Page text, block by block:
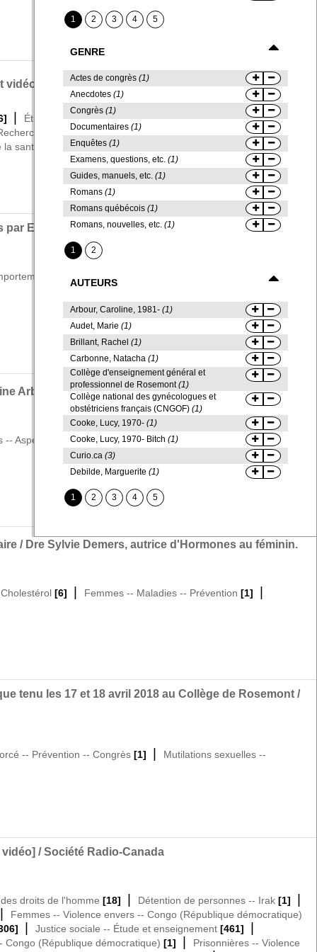
1 2 3 4 5
GENRE
Actes de congrès (1)
Anecdotes (1)
Congrès (1)
Documentaires (1)
Enquêtes (1)
Examens, questions, etc. (1)
Guides, manuels, etc. (1)
Romans (1)
Romans québécois (1)
Romans, nouvelles, etc. (1)
1 2
AUTEURS
Arbour, Caroline, 1981- (1)
Audet, Marie (1)
Brillant, Rachel (1)
Carbonne, Natacha (1)
Collège d'enseignement général et
professionnel de Rosemont (1)
Collège national des gynécologues et
obstétriciens français (CNGOF) (1)
Cooke, Lucy, 1970- (1)
Cooke, Lucy, 1970- Bitch (1)
Curio.ca (3)
Debilde, Marguerite (1)
1 2 3 4 5
vidéo] / Société Radio-Canada
| Études cliniques -- Canada -- Conception [1] |Études sur les
-- Canada [1] |Femmes -- Services de santé --
la santé -- Étude et enseignement
Services de santé
par Esther Ménévis.
social chez les animaux -- Anecdotes Anecdotes
Arbour ; photos et illustrations par Paula Youwakim.
-- Aspect anthropologique [1] |Douleur chronique chez la femme
/ Dre Sylvie Demers, autrice d'Hormones au féminin.
Cholestérol [6] | Femmes -- Maladies -- Prévention [1] |
tenu les 17 et 18 avril 2018 au Collège de Rosemont /
-- Prévention -- Congrès [1] | Mutilations sexuelles --
/ Société Radio-Canada
droits de l'homme [18] | Détention de personnes -- Irak [1]
|
Femmes -- Violence envers -- Congo (République démocratique)
| Justice sociale -- Étude et enseignement [461] |
Congo (République démocratique) [1] |
Prisonnières -- Violence